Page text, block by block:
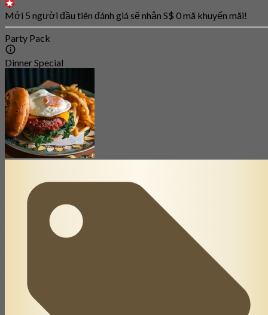
Mới 5 người đầu tiên đánh giá sẽ nhận S$ 0 mã khuyến mãi!
Party Pack
Dinner Special